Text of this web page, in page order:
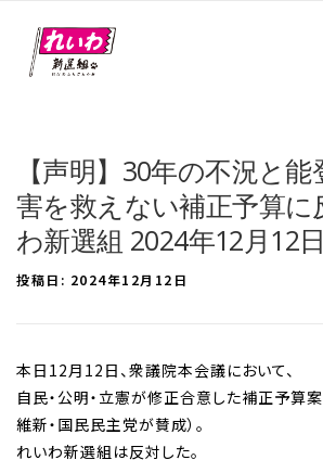
【声明】30年の不況と
害を救えない補正予算に
わ新選組 2024年12月12日
投稿日: 2024年12月12日
本日12月12日、衆議院本会議において、
自民・公明・立憲が修正合意した補正予算案
維新・国民民主党が賛成）。
れいわ新選組は反対した。